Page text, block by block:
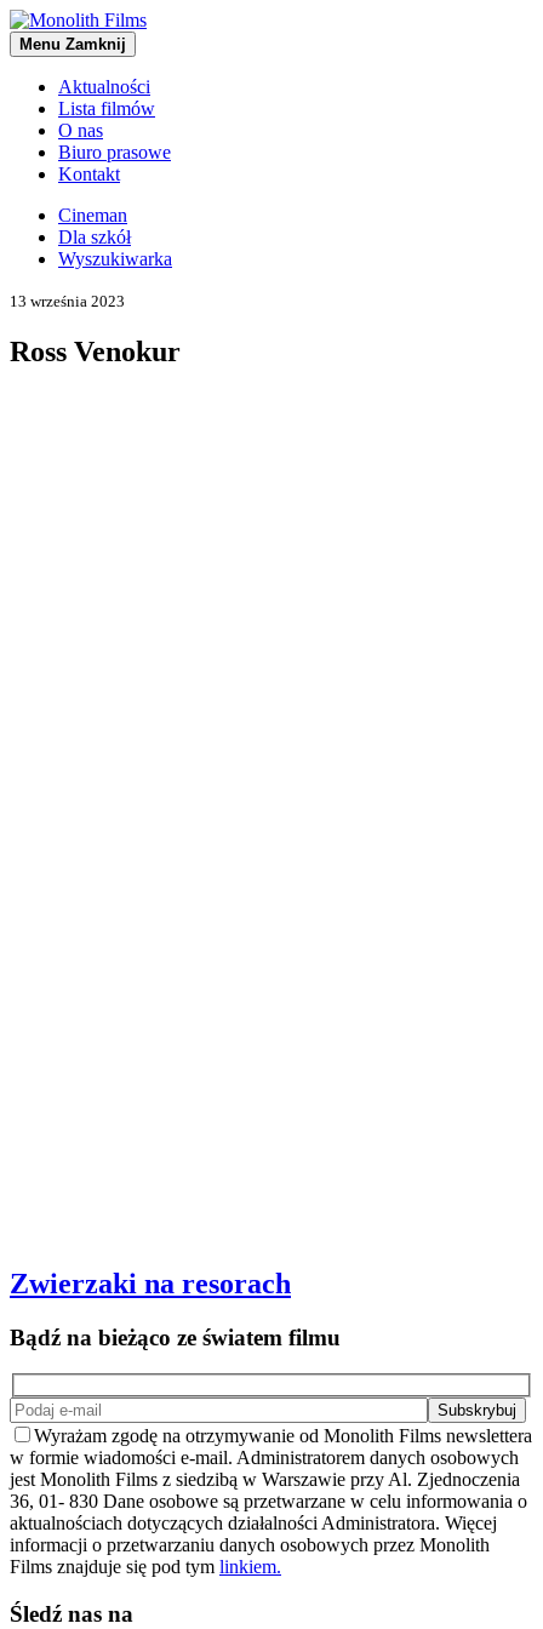
Menu Zamknij
Aktualności
Lista filmów
O nas
Biuro prasowe
Kontakt
Cineman
Dla szkół
Wyszukiwarka
13 września 2023
Ross Venokur
Zwierzaki na resorach
Bądź na bieżąco ze światem filmu
Wyrażam zgodę na otrzymywanie od Monolith Films newslettera
w formie wiadomości e-mail. Administratorem danych osobowych
jest Monolith Films z siedzibą w Warszawie przy Al. Zjednoczenia
36, 01- 830 Dane osobowe są przetwarzane w celu informowania o
aktualnościach dotyczących działalności Administratora. Więcej
informacji o przetwarzaniu danych osobowych przez Monolith
Films znajduje się pod tym linkiem.
Śledź nas na